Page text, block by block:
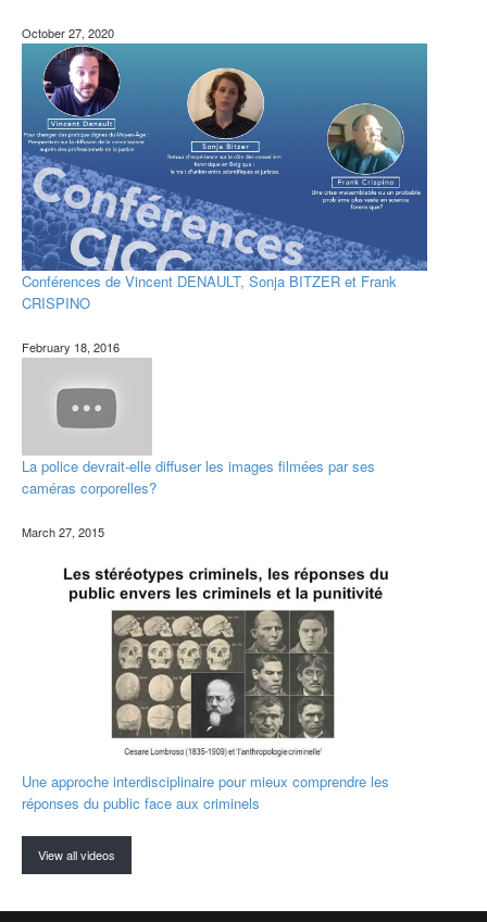
October 27, 2020
Conférences de Vincent DENAULT, Sonja BITZER et Frank
CRISPINO
February 18, 2016
La police devrait-elle diffuser les images filmées par ses
caméras corporelles?
March 27, 2015
Une approche interdisciplinaire pour mieux comprendre les
réponses du public face aux criminels
View all videos